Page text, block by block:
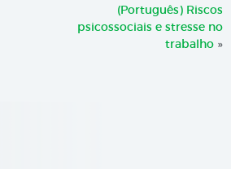
(Português) Riscos
psicossociais e stresse no
trabalho »